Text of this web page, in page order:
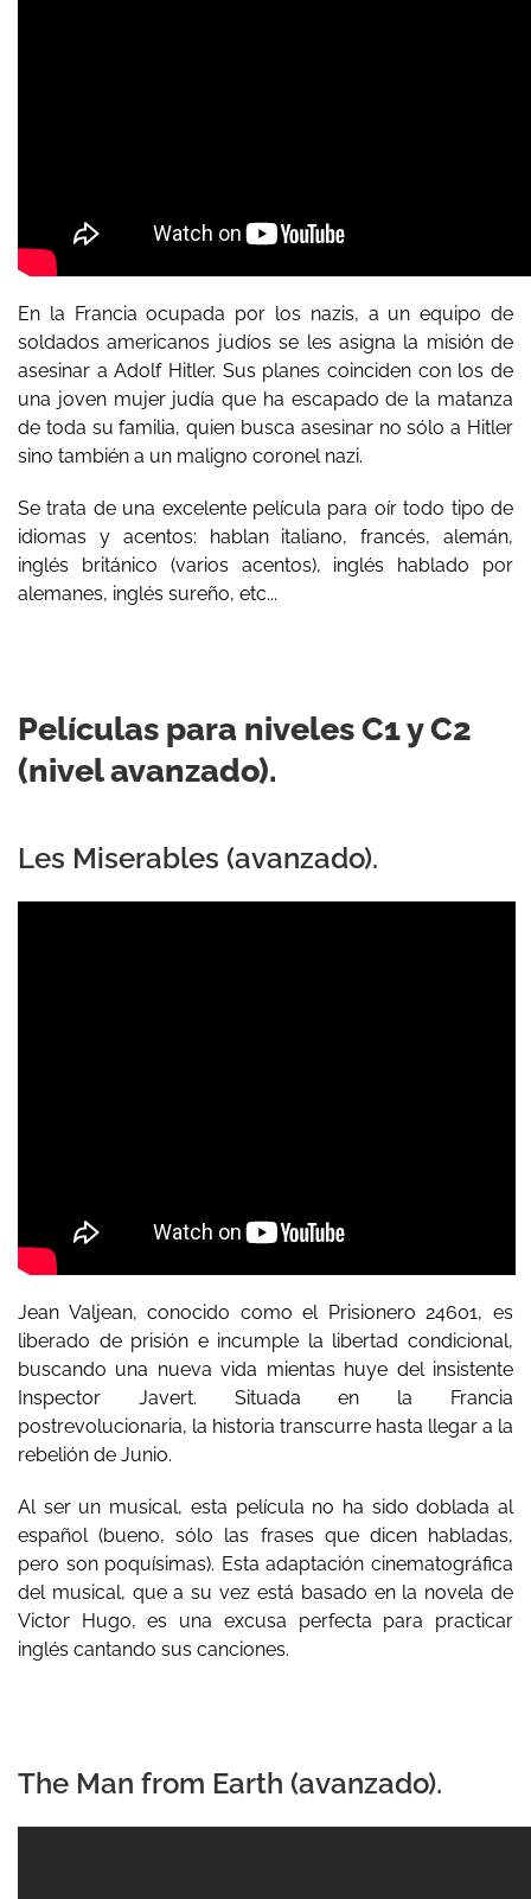
En la Francia ocupada por los nazis, a un equipo de
soldados americanos judíos se les asigna la misión de
asesinar a Adolf Hitler. Sus planes coinciden con los de
una joven mujer judía que ha escapado de la matanza
de toda su familia, quien busca asesinar no sólo a Hitler
sino también a un maligno coronel nazi.
Se trata de una excelente película para oír todo tipo de
idiomas y acentos: hablan italiano, francés, alemán,
inglés británico (varios acentos), inglés hablado por
alemanes, inglés sureño, etc...
Películas para niveles C1 y C2
(nivel avanzado).
Les Miserables (avanzado).
Jean Valjean, conocido como el Prisionero 24601, es
liberado de prisión e incumple la libertad condicional,
buscando una nueva vida mientas huye del insistente
Inspector Javert. Situada en la Francia
postrevolucionaria, la historia transcurre hasta llegar a la
rebelión de Junio.
Al ser un musical, esta película no ha sido doblada al
español (bueno, sólo las frases que dicen habladas,
pero son poquísimas). Esta adaptación cinematográfica
del musical, que a su vez está basado en la novela de
Victor Hugo, es una excusa perfecta para practicar
inglés cantando sus canciones.
The Man from Earth (avanzado).